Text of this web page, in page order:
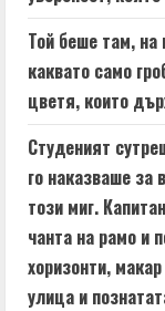
e
a
d
i
n
g
Той беше там, на
каквато само
цветя, които
Студеният
го наказваше за
този миг.
чанта на рамо и
хоризонти,
улица и